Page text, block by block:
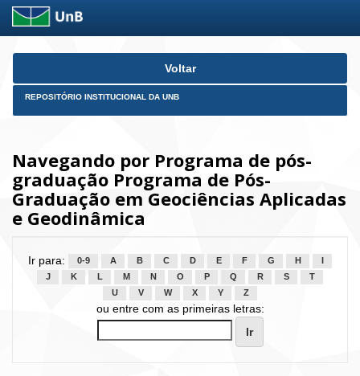
Skip
Voltar
REPOSITÓRIO INSTITUCIONAL DA UNB
Navegando por Programa de pós-
graduação Programa de Pós-
Graduação em Geociências Aplicadas
e Geodinâmica
Ir para: 0-9 A B C D E F G H
J
K L M N O P Q R S
T
U
V W X Y Z
ou entre com as primeiras letras: